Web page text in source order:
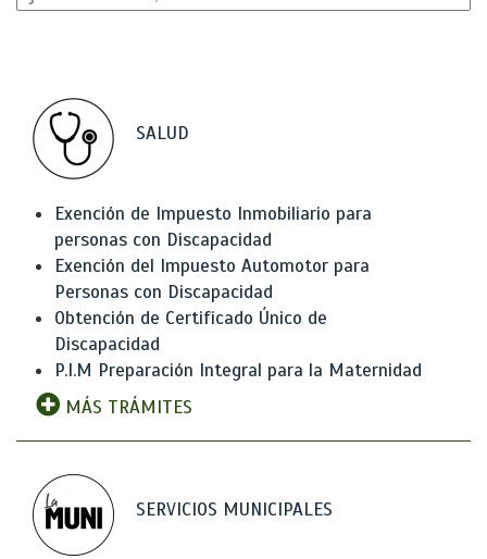
SALUD
Exención de Impuesto Inmobiliario para
personas con Discapacidad
Exención del Impuesto Automotor para
Personas con Discapacidad
Obtención de Certificado Único de
Discapacidad
P.I.M Preparación Integral para la Maternidad
MÁS TRÁMITES
SERVICIOS MUNICIPALES